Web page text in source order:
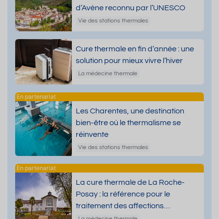
d’Avène reconnu par l’UNESCO
Vie des stations thermales
Cure thermale en fin d’année : une
solution pour mieux vivre l’hiver
La médecine thermale
Les Charentes, une destination
bien-être où le thermalisme se
réinvente
Vie des stations thermales
La cure thermale de La Roche-
Posay : la référence pour le
traitement des affections